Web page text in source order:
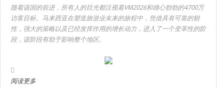
随着该国的前进，所有人的目光都注视着VM2026和雄心勃勃的4700万
访客目标。马来西亚在塑造旅游业未来的旅程中，凭借具有可靠的韧
性，强大的策略以及已经发挥作用的增长动力，进入了一个变革性的阶
段，该阶段有助于影响整个地区。
阅读更多